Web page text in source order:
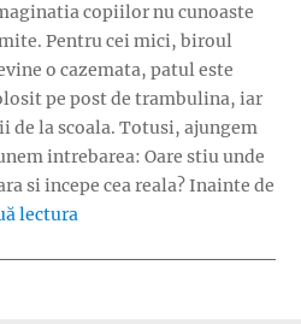
copiilor nu cunoaste
Pentru cei mici, biroul
o cazemata, patul este
pe post de trambulina, iar
de la scoala. Totusi, ajungem
intrebarea: Oare stiu unde
si incepe cea reala? Inainte de
lectura